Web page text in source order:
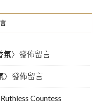
氛〉發佈留言
〉發佈留言
Countess